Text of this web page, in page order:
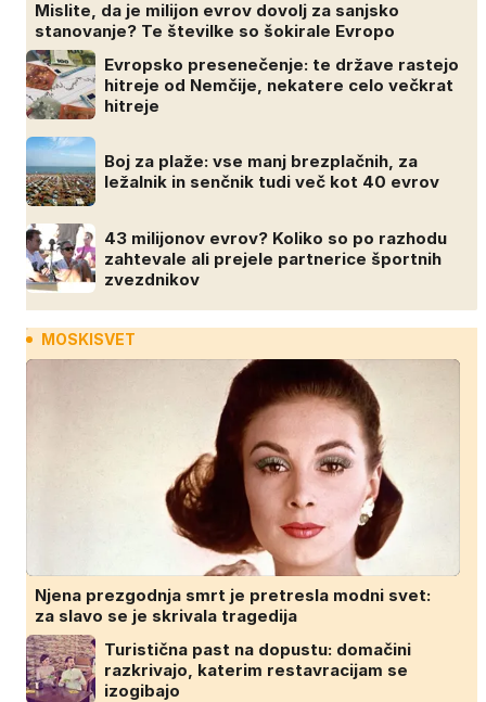
Mislite, da je milijon evrov dovolj za sanjsko
stanovanje? Te številke so šokirale Evropo
Evropsko presenečenje: te države rastejo
hitreje od Nemčije, nekatere celo večkrat
hitreje
Boj za plaže: vse manj brezplačnih, za
ležalnik in senčnik tudi več kot 40 evrov
43 milijonov evrov? Koliko so po razhodu
zahtevale ali prejele partnerice športnih
zvezdnikov
MOSKISVET
Njena prezgodnja smrt je pretresla modni svet:
za slavo se je skrivala tragedija
Turistična past na dopustu: domačini
razkrivajo, katerim restavracijam se
izogibajo